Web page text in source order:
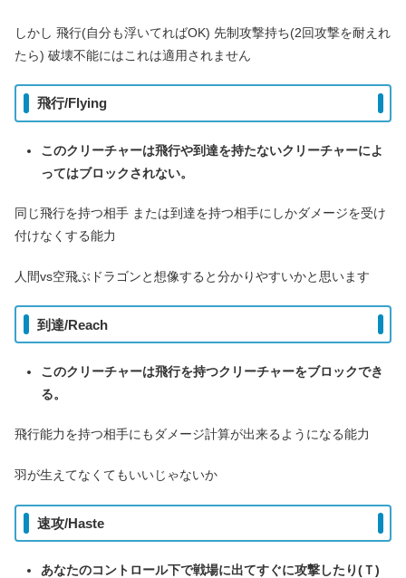
しかし 飛行(自分も浮いてればOK) 先制攻撃持ち(2回攻撃を耐えれ
たら) 破壊不能にはこれは適用されません
飛行/Flying
このクリーチャーは飛行や到達を持たないクリーチャーによ
ってはブロックされない。
同じ飛行を持つ相手 または到達を持つ相手にしかダメージを受け
付けなくする能力
人間vs空飛ぶドラゴンと想像すると分かりやすいかと思います
到達/Reach
このクリーチャーは飛行を持つクリーチャーをブロックでき
る。
飛行能力を持つ相手にもダメージ計算が出来るようになる能力
羽が生えてなくてもいいじゃないか
速攻/Haste
あなたのコントロール下で戦場に出てすぐに攻撃したり(Ｔ)